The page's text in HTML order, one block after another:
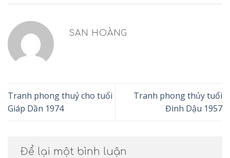
SAN HOÀNG
Tranh phong thuỷ cho tuổi
Giáp Dần 1974
Tranh phong thủy tuổi
Đinh Dậu 1957
Để lại một bình luận